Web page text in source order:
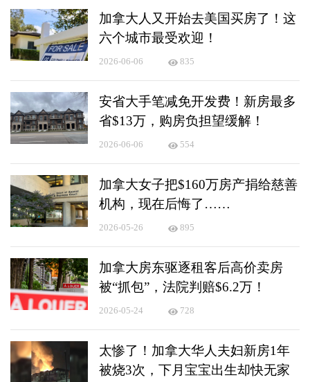
加拿大人又开始去美国买房了！这
六个城市最受欢迎！
2026-06-06 835
安省大手笔减免开发费！新房最多
省$13万，购房负担望缓解！
2026-06-06 554
加拿大女子把$160万房产捐给慈善
机构，现在后悔了……
2026-05-26 895
加拿大房东驱逐租客后高价卖房
被“抓包”，法院判赔$6.2万！
2026-05-24 728
太惨了！加拿大华人夫妇新房1年
被烧3次，下月宝宝出生却快无家